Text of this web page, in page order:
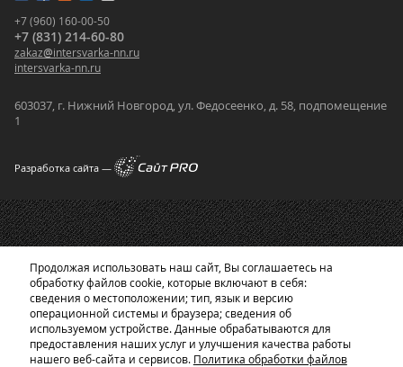
+7 (960) 160-00-50
+7 (831) 214-60-80
zakaz@intersvarka-nn.ru
intersvarka-nn.ru
603037, г. Нижний Новгород, ул. Федосеенко, д. 58, подпомещение
1
Разработка сайта —
Продолжая использовать наш сайт, Вы соглашаетесь на
обработку файлов cookie, которые включают в себя:
сведения о местоположении; тип, язык и версию
операционной системы и браузера; сведения об
используемом устройстве. Данные обрабатываются для
предоставления наших услуг и улучшения качества работы
нашего веб-сайта и сервисов. Политика обработки файлов